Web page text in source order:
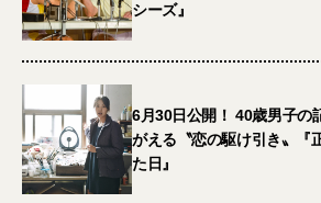
シーズ』
6月30日公開！ 40歳男子の
がえる〝恋の駆け引き〟『
た日』